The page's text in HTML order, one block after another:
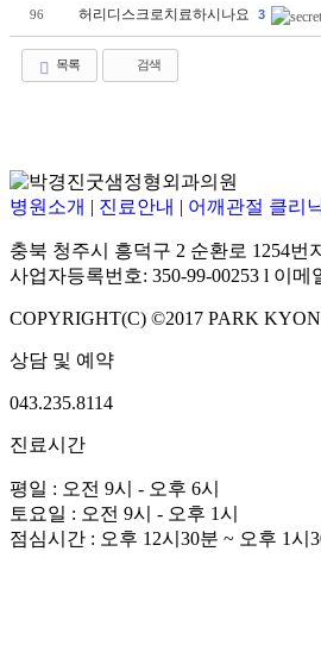
96 허리디스크로치료하시나요 3
목록 검색
병원소개 | 진료안내 | 어깨관절 클리
충북 청주시 흥덕구 2 순환로 1254번
사업자등록번호: 350-99-00253 l 이메
COPYRIGHT(C) ©2017 PARK
상담 및 예약
043.235.8114
진료시간
평일 : 오전 9시 - 오후 6시
토요일 : 오전 9시 - 오후 1시
점심시간 : 오후 12시30분 ~ 오후 1시